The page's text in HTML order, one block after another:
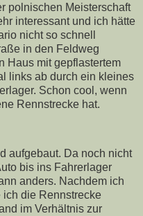
polnischen Meisterschaft
interessant und ich hätte
nicht so schnell
in den Feldweg
Haus mit gepflastertem
links ab durch ein kleines
Schon cool, wenn
Rennstrecke hat.
aufgebaut. Da noch nicht
bis ins Fahrerlager
anders. Nachdem ich
die Rennstrecke
im Verhältnis zur